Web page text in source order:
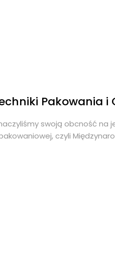
Pakowania i
swoją obcność na
czyli